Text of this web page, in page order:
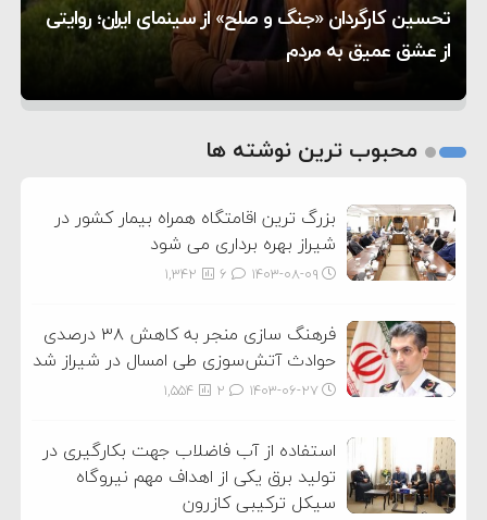
نظامی علیه ایران است
موافقت ترامپ با لغو حمله به ایران
۶:۲۱
کلاژن برای سلامت استخوان زنان مفید است
کمک خورشید به رفع ناترازی برق
تحسین کارگردان «جنگ و صلح» از سینمای ایران؛ روایتی
از عشق عمیق به مردم
2
محبوب ترین نوشته ها
بزرگ ترین اقامتگاه همراه بیمار کشور در
شیراز بهره برداری می شود
۱۴۰۳-۰۸-۰۹ 1,342
فرهنگ سازی منجر به کاهش ۳۸ درصدی
حوادث آتش‌سوزی طی امسال در شیراز شد
۱۴۰۳-۰۶-۲۷ 1,554
استفاده از آب فاضلاب جهت بکارگیری در
تولید برق یکی از اهداف مهم نیروگاه
سیکل ترکیبی کازرون